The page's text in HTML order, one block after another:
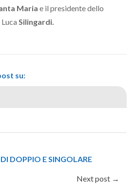
Maria e il presidente dello
Silingardi.
su:
DOPPIO E SINGOLARE
Next post →